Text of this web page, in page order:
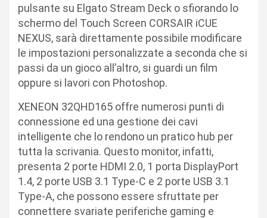
pulsante su Elgato Stream Deck o sfiorando lo
schermo del Touch Screen CORSAIR iCUE
NEXUS, sarà direttamente possibile modificare
le impostazioni personalizzate a seconda che si
passi da un gioco all’altro, si guardi un film
oppure si lavori con Photoshop.
XENEON 32QHD165 offre numerosi punti di
connessione ed una gestione dei cavi
intelligente che lo rendono un pratico hub per
tutta la scrivania. Questo monitor, infatti,
presenta 2 porte HDMI 2.0, 1 porta DisplayPort
1.4, 2 porte USB 3.1 Type-C e 2 porte USB 3.1
Type-A, che possono essere sfruttate per
connettere svariate periferiche gaming e